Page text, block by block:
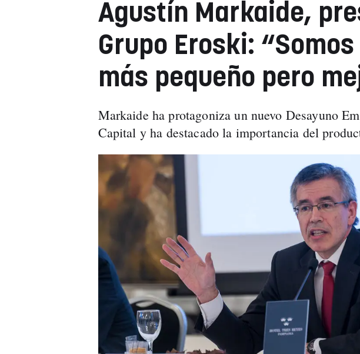
Agustín Markaide,
Grupo Eroski:
más pequeño pero
Markaide ha protagoniza un nuevo Desayuno
Capital y ha destacado la importancia del